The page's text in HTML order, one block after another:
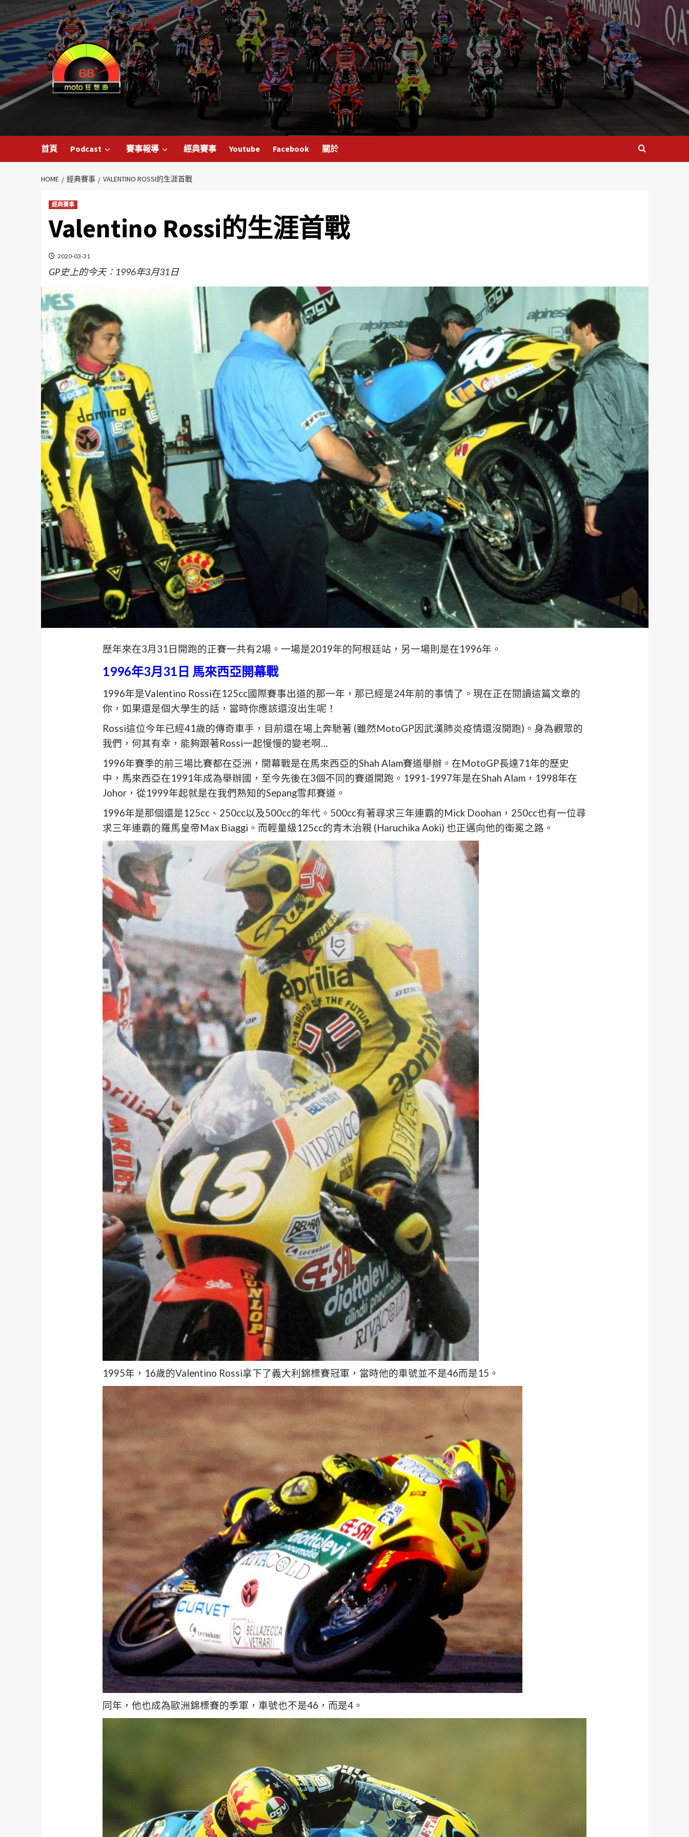
首頁 Podcast 賽事報導 經典賽事 Youtube Facebook 關於
HOME 經典賽事 VALENTINO ROSSI的生涯首戰
經典賽事
Valentino Rossi的生涯首戰
2020-03-31
GP史上的今天：1996年3月31日
歷年來在3月31日開跑的正賽一共有2場。一場是2019年的阿根廷站，另一場則是在1996年。
1996年3月31日 馬來西亞開幕戰
1996年是Valentino Rossi在125cc國際賽事出道的那一年，那已經是24年前的事情了。現在正在閱讀這篇文章的
你，如果還是個大學生的話，當時你應該還沒出生呢！
Rossi這位今年已經41歲的傳奇車手，目前還在場上奔馳著 (雖然MotoGP因武漢肺炎疫情還沒開跑)。身為觀眾的
我們，何其有幸，能夠跟著Rossi一起慢慢的變老啊…
1996年賽季的前三場比賽都在亞洲，開幕戰是在馬來西亞的Shah Alam賽道舉辦。在MotoGP長達71年的歷史
中，馬來西亞在1991年成為舉辦國，至今先後在3個不同的賽道開跑。1991-1997年是在Shah Alam，1998年在
Johor，從1999年起就是在我們熟知的Sepang雪邦賽道。
1996年是那個還是125cc、250cc以及500cc的年代。500cc有著尋求三年連霸的Mick Doohan，250cc也有一位尋
求三年連霸的羅馬皇帝Max Biaggi。而輕量級125cc的青木治親 (Haruchika Aoki) 也正邁向他的衛冕之路。
1995年，16歲的Valentino Rossi拿下了義大利錦標賽冠軍，當時他的車號並不是46而是15。
同年，他也成為歐洲錦標賽的季軍，車號也不是46，而是4。